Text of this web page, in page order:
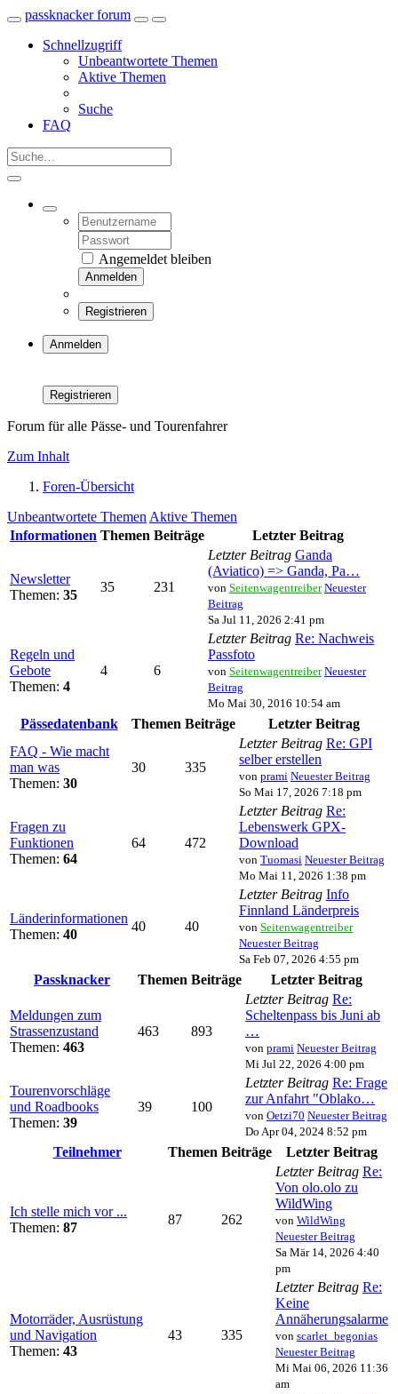
passknacker forum
Schnellzugriff
Unbeantwortete Themen
Aktive Themen
Suche
FAQ
Angemeldet bleiben
Anmelden
Registrieren
Anmelden
Registrieren
Forum für alle Pässe- und Tourenfahrer
Zum Inhalt
Foren-Übersicht
Unbeantwortete Themen Aktive Themen
Informationen Themen Beiträge Letzter Beitrag
Newsletter
Themen: 35
35 231
Letzter Beitrag Ganda
(Aviatico) => Ganda, Pa…
von Seitenwagentreiber Neuester
Beitrag
Sa Jul 11, 2026 2:41 pm
Regeln und
Gebote
Themen: 4
4 6
Letzter Beitrag Re: Nachweis
Passfoto
von Seitenwagentreiber Neuester
Beitrag
Mo Mai 30, 2016 10:54 am
Pässedatenbank Themen Beiträge
Letzter Beitrag
FAQ - Wie macht
man was
Themen: 30
30 335
Letzter Beitrag Re: GPI
selber erstellen
von prami Neuester Beitrag
So Mai 17, 2026 7:18 pm
Fragen zu
Funktionen
Themen: 64
64 472
Letzter Beitrag Re:
Lebenswerk GPX-
Download
von Tuomasi Neuester Beitrag
Mo Mai 11, 2026 1:38 pm
Länderinformationen
Themen: 40
40 40
Letzter Beitrag Info
Finnland Länderpreis
von Seitenwagentreiber
Neuester Beitrag
Sa Feb 07, 2026 4:55 pm
Passknacker Themen Beiträge Letzter Beitrag
Meldungen zum
Strassenzustand
Themen: 463
463 893
Letzter Beitrag Re:
Scheltenpass bis Juni ab
…
von prami Neuester Beitrag
Mi Jul 22, 2026 4:00 pm
Tourenvorschläge
und Roadbooks
Themen: 39
39 100
Letzter Beitrag Re: Frage
zur Anfahrt "Oblako…
von Oetzi70 Neuester Beitrag
Do Apr 04, 2024 8:52 pm
Teilnehmer Themen Beiträge Letzter Beitrag
Ich stelle mich vor ...
Themen: 87
87 262
Letzter Beitrag Re:
Von olo.olo zu
WildWing
von WildWing
Neuester Beitrag
Sa Mär 14, 2026 4:40
pm
Motorräder, Ausrüstung
und Navigation
Themen: 43
43 335
Letzter Beitrag Re:
Keine
Annäherungsalarme
von scarlet_begonias
Neuester Beitrag
Mi Mai 06, 2026 11:36
am